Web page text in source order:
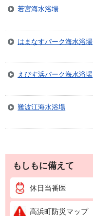
若宮海水浴場
はまなすパーク海水浴場
えびす浜パーク海水浴場
難波江海水浴場
もしもに備えて
休日当番医
高浜町防災マップ